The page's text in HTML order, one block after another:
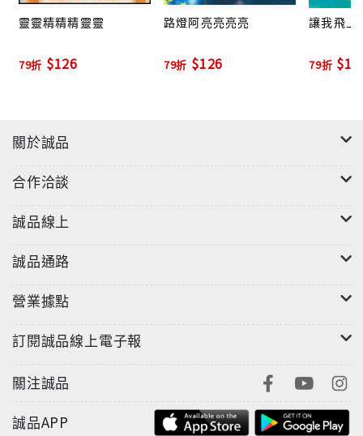
靈靈精精精靈靈
79折 $126
路燈阿亮亮亮亮
79折 $126
讓我飛上
79折
關於誠品
合作洽談
誠品線上
誠品通路
營業據點
訂閱誠品線上電子報
關注誠品
誠品APP